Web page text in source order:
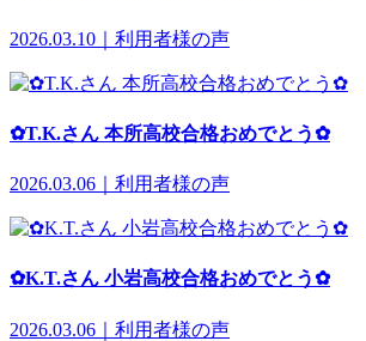
2026.03.10｜利用者様の声
✿T.K.さん 本所高校合格おめでとう✿
2026.03.06｜利用者様の声
✿K.T.さん 小岩高校合格おめでとう✿
2026.03.06｜利用者様の声